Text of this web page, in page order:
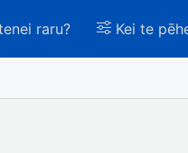
raru? Kei te